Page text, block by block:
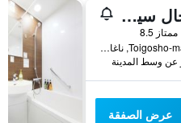
هوتل جال سيتي ناجانو
ممتاز 8.5
1221, Toigosho-machi, ناغانو, اليابان
عرض الصفقة